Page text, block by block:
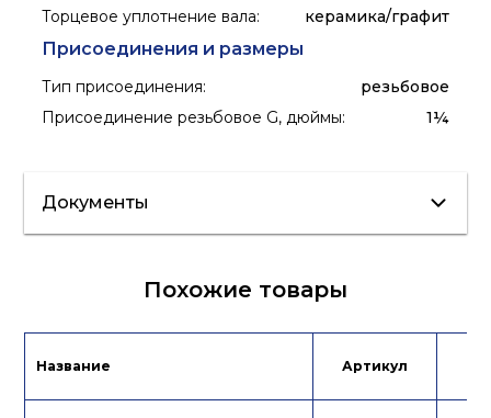
Торцевое уплотнение вала: керамика/графит
Присоединения и размеры
Тип присоединения:
резьбовое
Присоединение резьбовое G, дюймы: 1¼
Документы
Декларация
Инструкция Лист данных
Похожие товары
Название Артикул